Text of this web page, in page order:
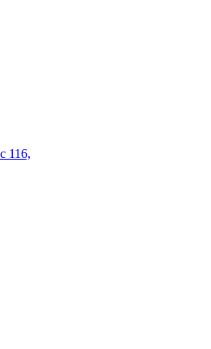
116,